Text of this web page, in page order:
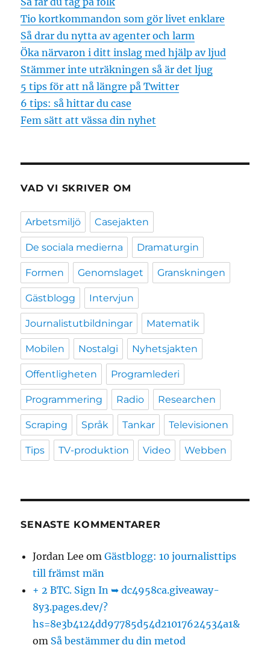
Tio kortkommandon som gör livet enklare
Så drar du nytta av agenter och larm
Öka närvaron i ditt inslag med hjälp av ljud
Stämmer inte uträkningen så är det ljug
5 tips för att nå längre på Twitter
6 tips: så hittar du case
Fem sätt att vässa din nyhet
VAD VI SKRIVER OM
Arbetsmiljö Casejakten
De sociala medierna Dramaturgin
Formen Genomslaget Granskningen
Gästblogg Intervjun
Journalistutbildningar Matematik
Mobilen Nostalgi Nyhetsjakten
Offentligheten Programlederi
Programmering Radio Researchen
Scraping Språk Tankar Televisionen
Tips TV-produktion Video Webben
SENASTE KOMMENTARER
Jordan Lee omGästblogg: 10 journalisttips
till främst män
+ 2 BTC. Sign In ➥ dc4958ca.giveaway-
8y3.pages.dev/?
hs=8e3b4124dd97785d54d21017624534a1&
om Så bestämmer du din metod